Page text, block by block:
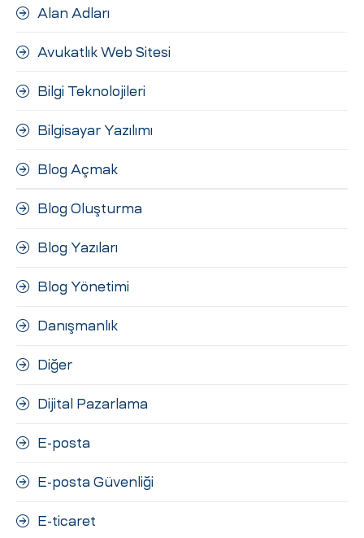
Alan Adları
Avukatlık Web Sitesi
Bilgi Teknolojileri
Bilgisayar Yazılımı
Blog Açmak
Blog Oluşturma
Blog Yazıları
Blog Yönetimi
Danışmanlık
Diğer
Dijital Pazarlama
E-posta
E-posta Güvenliği
E-ticaret